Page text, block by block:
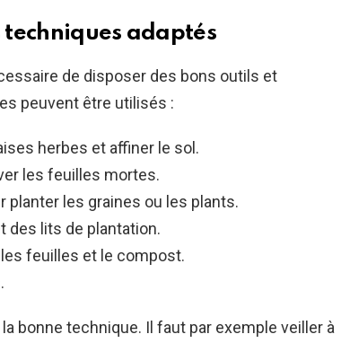
adaptés
de disposer des bons outils et
peuvent être utilisés :
herbes et affiner le sol.
les feuilles mortes.
planter les graines ou les plants.
des lits de plantation.
feuilles et le compost.
bonne technique. Il faut par exemple veiller à